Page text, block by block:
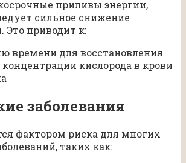
приливы энергии,
сильное снижение
приводит к:
времени для восстановления
кислорода в крови
заболевания
фактором риска для многих
таких как: